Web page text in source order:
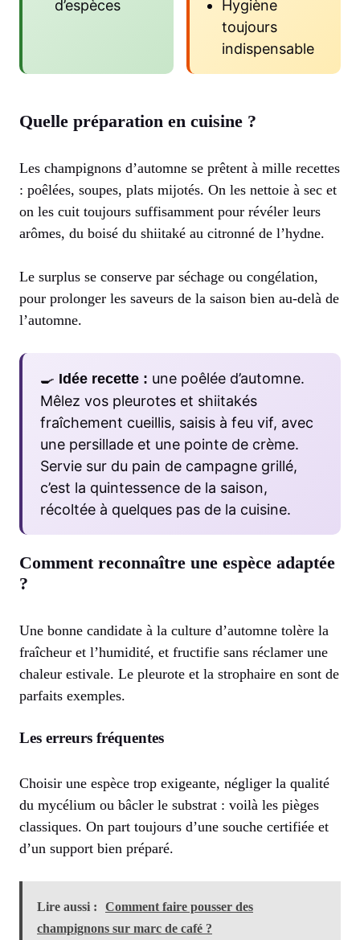
d’espèces
Hygiène
toujours
indispensable
Quelle préparation en cuisine ?
Les champignons d’automne se prêtent à mille recettes
: poêlées, soupes, plats mijotés. On les nettoie à sec et
on les cuit toujours suffisamment pour révéler leurs
arômes, du boisé du shiitaké au citronné de l’hydne.
Le surplus se conserve par séchage ou congélation,
pour prolonger les saveurs de la saison bien au-delà de
l’automne.
🍳 Idée recette : une poêlée d’automne.
Mêlez vos pleurotes et shiitakés
fraîchement cueillis, saisis à feu vif, avec
une persillade et une pointe de crème.
Servie sur du pain de campagne grillé,
c’est la quintessence de la saison,
récoltée à quelques pas de la cuisine.
Comment reconnaître une espèce adaptée
?
Une bonne candidate à la culture d’automne tolère la
fraîcheur et l’humidité, et fructifie sans réclamer une
chaleur estivale. Le pleurote et la strophaire en sont de
parfaits exemples.
Les erreurs fréquentes
Choisir une espèce trop exigeante, négliger la qualité
du mycélium ou bâcler le substrat : voilà les pièges
classiques. On part toujours d’une souche certifiée et
d’un support bien préparé.
Lire aussi :
Comment faire pousser des
champignons sur marc de café ?